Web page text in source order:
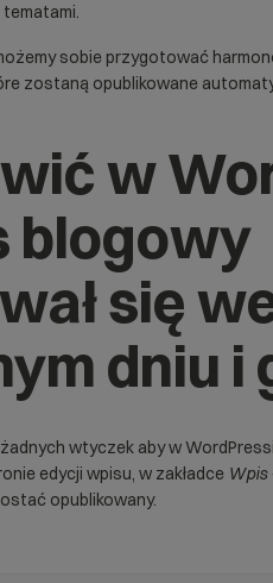
sobie przygotować
zostaną opublikowane
w
blogowy
się
dniu i
wtyczek aby w
edycji wpisu, w zakładce Wpis
opublikowany.